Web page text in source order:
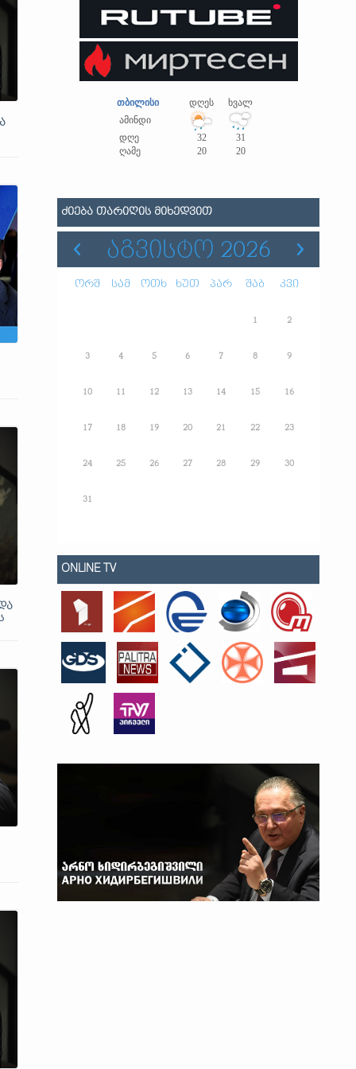
თბილისი დღეს
ხვალ
ამინდი
დღე
32
31
ღამე
20 20
ᲫᲘᲔᲑᲐ ᲗᲐᲠᲘᲦᲘᲡ ᲛᲘᲮᲔᲓᲕᲘᲗ
ᲐᲒᲕᲘᲡᲢᲝ 2026
ორშ სამ ოთხ ხუთ პარ შაბ კვი
1 2
3 4 5 6 7 8 9
10 11 12 13 14 15 16
17 18 19 20 21 22 23
24 25 26 27 28 29 30
31
ONLINE TV